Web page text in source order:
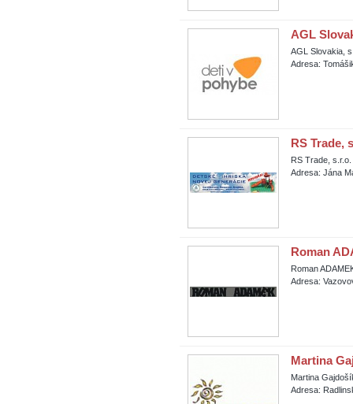
AGL
AGL Slovakia,
Adresa:
RS Trade,
RS Trade, s.r.o.
Adresa: Jána
Roman
Roman
Adresa:
Martina
Martina
Adresa: